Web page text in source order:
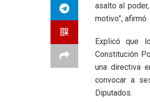
asalto al
motivo”, afirmó.
Explicó que
Constitución
una directiva
convocar a
Diputados.